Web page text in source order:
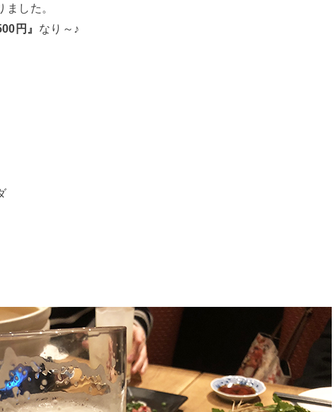
した。
円』 なり～♪